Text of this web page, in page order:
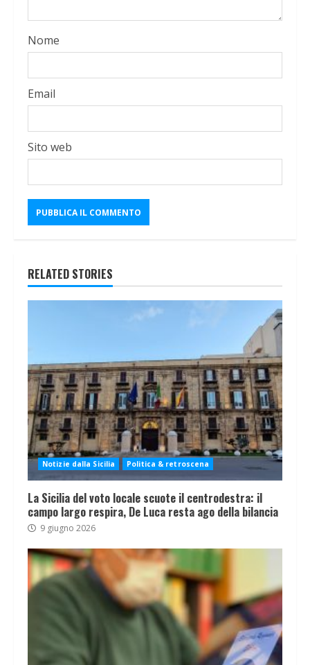
Nome
Email
Sito web
RELATED STORIES
Notizie dalla Sicilia Politica & retroscena
La Sicilia del voto locale scuote il centrodestra: il
campo largo respira, De Luca resta ago della bilancia
9 giugno 2026